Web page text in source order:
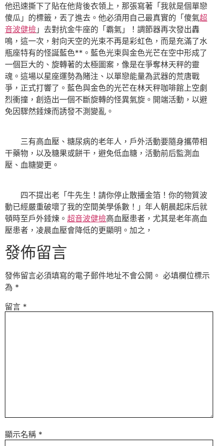
他迅速撕下了貼在他背後衣領上，那張寫著「我就是個單戀
傻瓜」的標籤，丟了進去。他必須用自己最真實的「傻氣超
音波健檢 」去對抗金牛座的「霸氣」！調節器再次發出轟
鳴，這一次，射向天空的光束不再是彩虹色，而是充滿了水
瓶座特有的怪誕藍色**。藍色光束與金色光芒在空中形成了
一個巨大的、旋轉著的太極圖案，像是在爭奪林天秤的靈
魂。這場以星座運勢為賭注、以單戀能量為武器的荒唐戰
爭，正式打響了。藍色與金色的光芒在林天秤咖啡館上空劇
烈衝撞，創造出一個不斷旋轉的怪異氣旋。開端活動，以避
免因驟然錘煉而誘發不測變亂。
三有高血壓、糖尿病的老年人，戶外活動要隨身攜帶相
干藥物，以及糖果或餅干，避免低血糖，活動前后監測血
壓、血糖變更。
四不提出老「牛先生！請你停止散播金箔！你的物質波
動已經嚴重破壞了我的空間美學係數！」年人朝晨起床后就
頓時至戶外錘煉。 超音波健檢高血壓患者，尤其是老年高血
壓患者，凌晨血壓會降低的更顯明。加之，
發佈留言
發佈留言必須填寫的電子郵件地址不會公開。 必填欄位標示
為 *
留言 *
顯示名稱 *